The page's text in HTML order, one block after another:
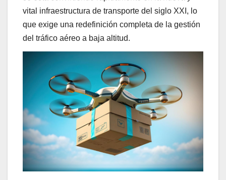
vital infraestructura de transporte del siglo XXI, lo
que exige una redefinición completa de la gestión
del tráfico aéreo a baja altitud.